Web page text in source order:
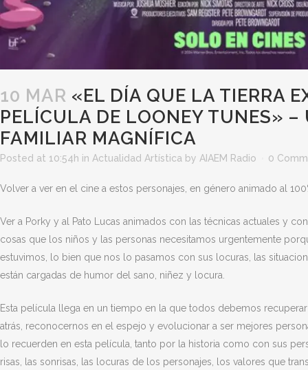
10 MAR «EL DÍA QUE LA TIERRA
PELÍCULA DE LOONEY TUNES» –
FAMILIAR MAGNÍFICA
Posted at 10:54h in Actualidad Artística by AIAEM Radio 0
Volver a ver en el cine a estos personajes, en género animado al
Ver a Porky y al Pato Lucas animados con las técnicas actuales y
cosas que los niños y las personas necesitamos urgentemente
estuvimos, lo bien que nos lo pasamos con sus locuras, las
están cargadas de humor del sano, niñez y locura.
Esta película llega en un tiempo en la que todos debemos
atrás, reconocernos en el espejo y evolucionar a ser mejores
lo recuerden en esta película, tanto por la historia como con sus
risas, las sonrisas, las locuras de los personajes, los valores que